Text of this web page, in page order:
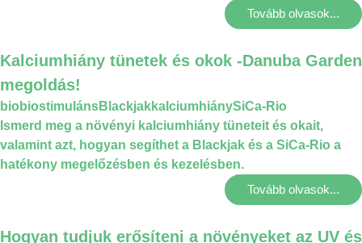
Tovább olvasok...
Kalciumhiány tünetek és okok -Danuba Garden
megoldás!
bio biostimulánsBlackjakkalciumhiánySiCa-Rio
Ismerd meg a növényi kalciumhiány tüneteit és okait,
valamint azt, hogyan segíthet a Blackjak és a SiCa-Rio a
hatékony megelőzésben és kezelésben.
Tovább olvasok...
Hogyan tudjuk erősíteni a növényeket az UV és